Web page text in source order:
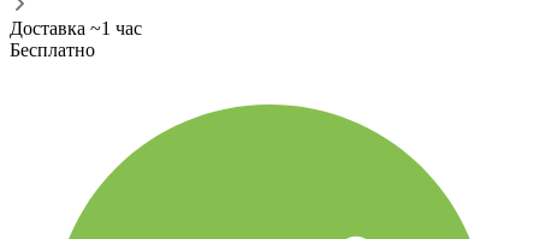
Доставка ~1 час
Бесплатно